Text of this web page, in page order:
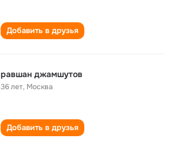
Добавить в друзья
равшан джамшутов
36 лет, Москва
Добавить в друзья